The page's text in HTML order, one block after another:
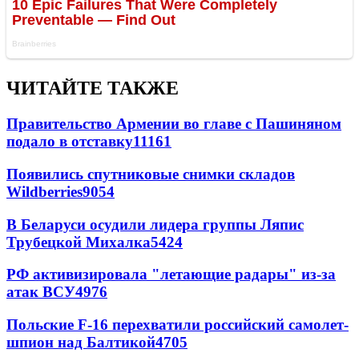
ЧИТАЙТЕ ТАКЖЕ
Правительство Армении во главе с Пашиняном
подало в отставку11161
Появились спутниковые снимки складов
Wildberries9054
В Беларуси осудили лидера группы Ляпис
Трубецкой Михалка5424
РФ активизировала "летающие радары" из-за
атак ВСУ4976
Польские F-16 перехватили российский самолет-
шпион над Балтикой4705